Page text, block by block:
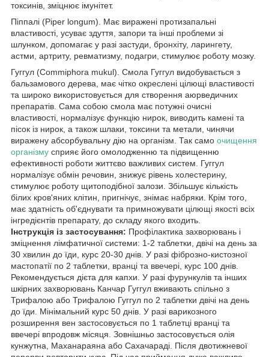
токсинів, зміцнює імунітет.
Піппалі (Piper longum). Має виражені протизапальні
властивості, усуває здуття, запори та інші проблеми зі
шлунком, допомагає у разі застуди, бронхіту, ларингету,
астми, артриту, ревматизму, подагри, стимулює роботу мозку.
Гуггул (Commiphora mukul). Смола Гуггул видобувається з
бальзамового дерева, має чітко окреслені цілющі властивості
та широко використовується для створення аюрведичних
препаратів. Сама собою смола має потужні очисні
властивості, нормалізує функцію нирок, виводить камені та
пісок із нирок, а також шлаки, токсини та метали, чинячи
виражену абсорбувальну дію на організм. Так само очищення
організму сприяє його омолодженню та підвищенню
ефективності роботи життєво важливих систем. Гуггул
нормалізує обмін речовин, знижує рівень холестерину,
стимулює роботу щитоподібної залози. Збільшує кількість
білих кров'яних клітин, пригнічує, знімає набряки. Крім того,
має здатність об'єднувати та примножувати цілющі якості всіх
інгредієнтів препарату, до складу якого входить.
Інструкція із застосування: Профілактика захворювань і
зміцнення лімфатичної системи: 1-2 таблетки, двічі на день за
30 хвилин до їди, курс 20-30 днів. У разі фіброзно-кистозної
мастопатії по 2 таблетки, вранці та ввечері, курс 100 днів.
Рекомендується дієта для капхи. У разі фурункулів та інших
шкірних захворювань Канчар Гуггул вживають спільно з
Трифалою або Трифалою Гуггул по 2 таблетки двічі на день
до їди. Мінімальний курс 50 днів. У разі варикозного
розширення вен застосовується по 1 таблетці вранці та
ввечері впродовж місяця. Зовнішньо застосовується олія
кунжутна, Маханараяна або Сахачараді. Після двотижневої